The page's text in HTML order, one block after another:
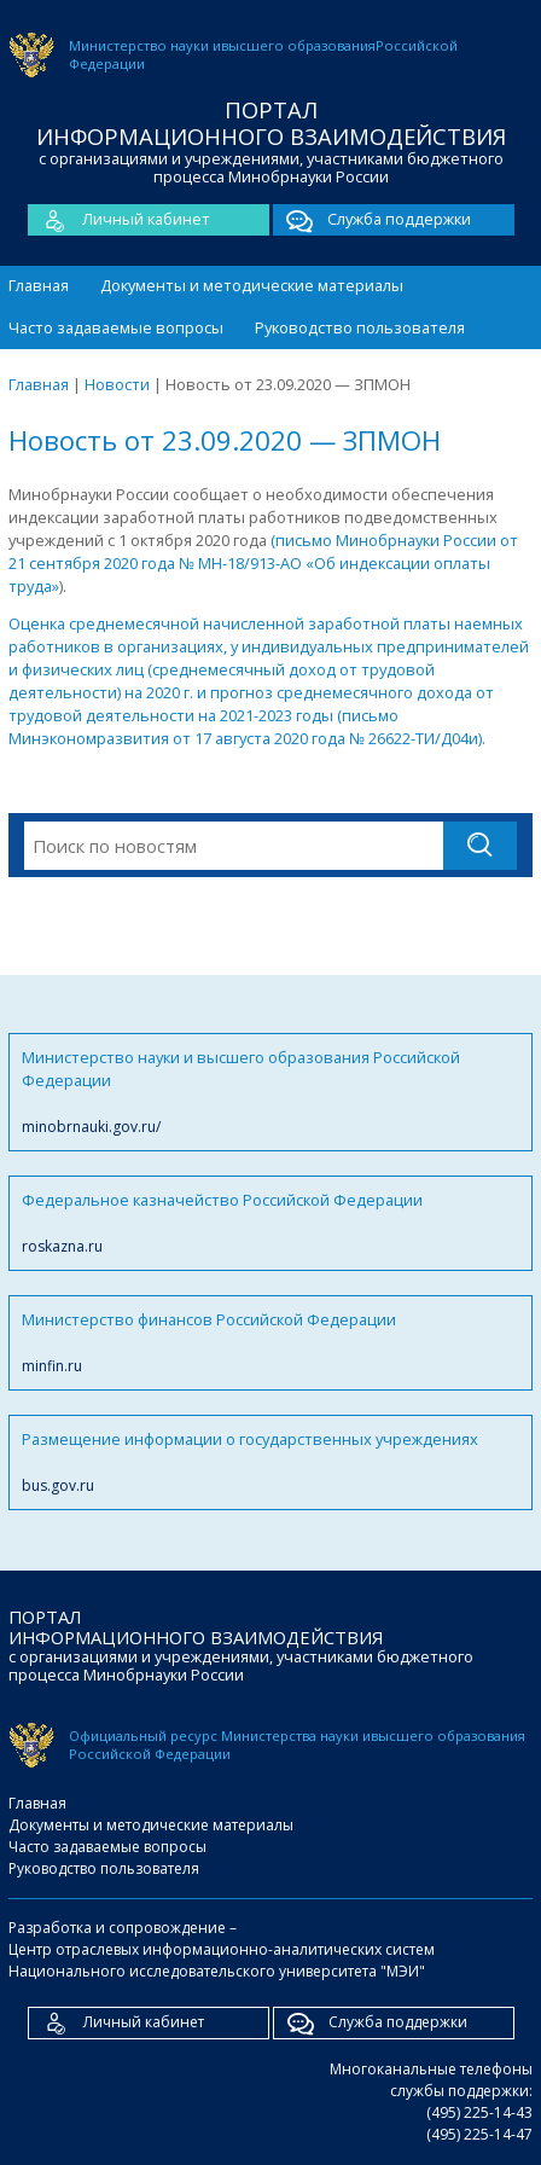
Министерство науки ивысшего образованияРоссийской
Федерации
ПОРТАЛ
ИНФОРМАЦИОННОГО ВЗАИМОДЕЙСТВИЯ
с организациями и учреждениями, участниками бюджетного
процесса Минобрнауки России
Личный кабинет
Служба поддержки
Главная
Документы и методические материалы
Часто задаваемые вопросы
Руководство пользователя
Главная | Новости | Новость от 23.09.2020 — ЗПМОН
Новость от 23.09.2020 — ЗПМОН
Минобрнауки России сообщает о необходимости обеспечения
индексации заработной платы работников подведомственных
учреждений с 1 октября 2020 года (письмо Минобрнауки России от
21 сентября 2020 года № МН-18/913-АО «Об индексации оплаты
труда»).
Оценка среднемесячной начисленной заработной платы наемных
работников в организациях, у индивидуальных предпринимателей
и физических лиц (среднемесячный доход от трудовой
деятельности) на 2020 г. и прогноз среднемесячного дохода от
трудовой деятельности на 2021-2023 годы (письмо
Минэкономразвития от 17 августа 2020 года № 26622-ТИ/Д04и).
Министерство науки и высшего образования Российской
Федерации
minobrnauki.gov.ru/
Федеральное казначейство Российской Федерации
roskazna.ru
Министерство финансов Российской Федерации
minfin.ru
Размещение информации о государственных учреждениях
bus.gov.ru
ПОРТАЛ
ИНФОРМАЦИОННОГО ВЗАИМОДЕЙСТВИЯ
с организациями и учреждениями, участниками бюджетного
процесса Минобрнауки России
Официальный ресурс Министерства науки ивысшего образования
Российской Федерации
Главная
Документы и методические материалы
Часто задаваемые вопросы
Руководство пользователя
Разработка и сопровождение –
Центр отраслевых информационно-аналитических систем
Национального исследовательского университета "МЭИ"
Личный кабинет Служба поддержки
Многоканальные телефоны
службы поддержки:
(495) 225-14-43
(495) 225-14-47